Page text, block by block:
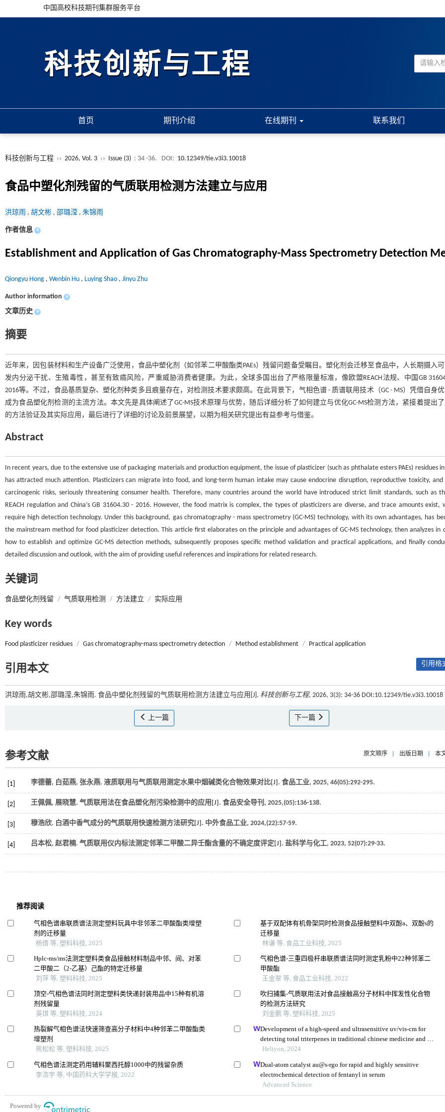
中国高校科技期刊集群服务平台
首页 期刊介绍 在线期刊 联系我们
科技创新与工程 ›› 2026, Vol. 3 ›› Issue (3) : 34 -36. DOI: 10.12349/tie.v3i3.10018
食品中塑化剂残留的气质联用检测方法建立与应用
洪琼雨 , 胡文彬 , 邵璐滢 , 朱锦雨
作者信息 +
Establishment and Application of Gas Chromatography-Mass Spectrometry Detection
Qiongyu Hong , Wenbin Hu , Luying Shao , Jinyu Zhu
Author information +
文章历史 +
摘要
近年来，因包装材料和生产设备广泛使用，食品中塑化剂（如邻苯二甲酸酯类PAEs）残留问题备受瞩目。塑化剂会迁移至食品中，人长期摄入
发内分泌干扰、生殖毒性，甚至有致癌风险，严重威胁消费者健康。为此，全球多国出台了严格限量标准，像欧盟REACH法规、中国GB
2016等。不过，食品基质复杂、塑化剂种类多且痕量存在，对检测技术要求颇高。在此背景下，气相色谱 - 质谱联用技术（GC - MS）凭借自身
成为食品塑化剂检测的主流方法。本文先是具体阐述了GC-MS技术原理与优势，随后详细分析了如何建立与优化GC-MS检测方法，紧接着提出
的方法验证及其实际应用，最后进行了详细的讨论及前景展望，以期为相关研究提出有益参考与借鉴。
Abstract
In recent years, due to the extensive use of packaging materials and production equipment, the issue of plasticizer (such as phthalate esters PAEs) residues
has attracted much attention. Plasticizers can migrate into food, and long-term human intake may cause endocrine disruption, reproductive toxicity, and
carcinogenic risks, seriously threatening consumer health. Therefore, many countries around the world have introduced strict limit standards, such as
REACH regulation and China’s GB 31604.30 - 2016. However, the food matrix is complex, the types of plasticizers are diverse, and trace amounts exist,
require high detection technology. Under this background, gas chromatography - mass spectrometry (GC-MS) technology, with its own advantages, has
the mainstream method for food plasticizer detection. This article first elaborates on the principle and advantages of GC-MS technology, then analyzes in
how to establish and optimize GC-MS detection methods, subsequently proposes specific method validation and practical applications, and finally
detailed discussion and outlook, with the aim of providing useful references and inspirations for related research.
关键词
食品塑化剂残留 / 气质联用检测 / 方法建立 / 实际应用
Key words
Food plasticizer residues / Gas chromatography-mass spectrometry detection / Method establishment / Practical application
引用本文 引用格
洪琼雨,胡文彬,邵璐滢,朱锦雨. 食品中塑化剂残留的气质联用检测方法建立与应用[J]. 科技创新与工程, 2026, 3(3): 34-36 DOI:10.12349/tie.v3i3.10018
上一篇 下一篇
参考文献 原文顺序 出版日期 本
[1] 李德蕾, 白茹燕, 张永燕. 液质联用与气质联用测定水果中烟碱类化合物效果对比[J]. 食品工业, 2025, 46(05):292-295.
[2] 王佩佩, 展晓慧. 气质联用法在食品塑化剂污染检测中的应用[J]. 食品安全导刊 , 2025,(05):136-138.
[3] 穆浩欣. 白酒中香气成分的气质联用快速检测方法研究[J]. 中外食品工业, 2024,(22):57-59.
[4] 吕本松, 赵君楠. 气质联用仪内标法测定邻苯二甲酸二异壬酯含量的不确定度评定[J]. 盐科学与化工, 2023, 52(07):29-33.